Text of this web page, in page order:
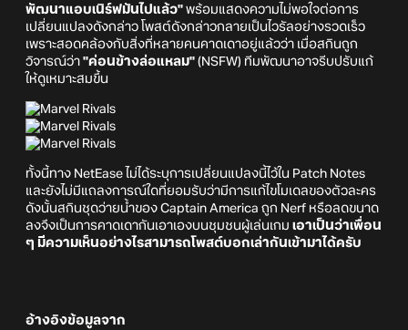
พัฒนาแอบเนิร์ฟมันไปแล้ว" พร้อมแสดงความไม่พอใจต่อการ
เปลี่ยนแปลงดังกล่าว โพสต์ดังกล่าวกลายเป็นไวรัลอย่างรวดเร็ว
เพราะสอดคล้องกับสิ่งที่หลายคนคาดเดาอยู่แล้วว่า เมื่อสกินถูก
วิจารณ์ว่า "ค่อนข้างล่อแหลม" (NSFW) ทีมพัฒนาอาจรีบปรับแก้
ให้ดูเหมาะสมขึ้น
ทั้งนี้ทาง NetEase ไม่ได้ระบุการเปลี่ยนแปลงนี้ไว้ใน Patch Notes
และยังไม่มีแถลงการณ์ใดที่ยอมรับว่ามีการแก้ไขโมเดลของตัวละคร
ดังนั้นสกินชุดว่ายน้ำของ Captain America ถูก Nerf หรือลดขนาด
ลงจึงเป็นการคาดเดากันเอาเองบนชุมชนผู้เล่นเกม เอาเป็นว่าเพื่อน
ๆ มีความเห็นอย่างไรสามารถโพสต์บอกเล่ากันเข้ามาได้ครับ
อ้างอิงข้อมูลจาก